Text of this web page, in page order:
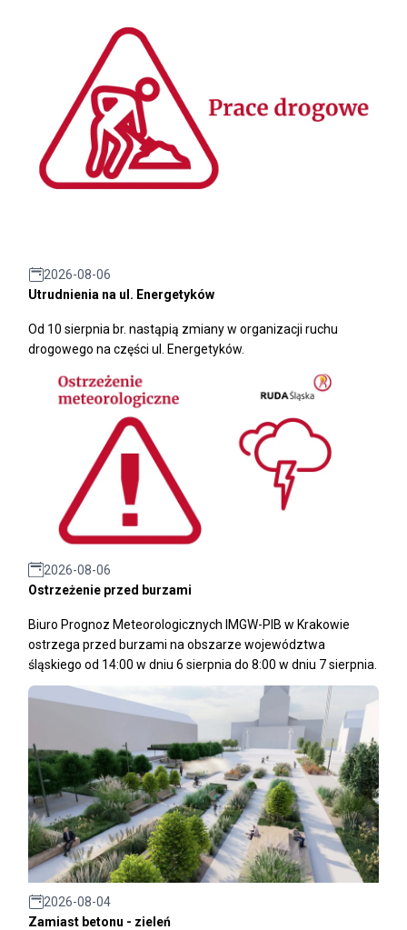
2026-08-06
Utrudnienia na ul. Energetyków
Od 10 sierpnia br. nastąpią zmiany w organizacji ruchu
drogowego na części ul. Energetyków.
2026-08-06
Ostrzeżenie przed burzami
Biuro Prognoz Meteorologicznych IMGW-PIB w Krakowie
ostrzega przed burzami na obszarze województwa
śląskiego od 14:00 w dniu 6 sierpnia do 8:00 w dniu 7 sierpnia.
2026-08-04
Zamiast betonu - zieleń